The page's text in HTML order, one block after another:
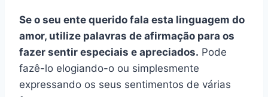
Se o seu ente querido fala esta linguagem do
amor, utilize palavras de afirmação para os
fazer sentir especiais e apreciados. Pode
fazê-lo elogiando-o ou simplesmente
expressando os seus sentimentos de várias